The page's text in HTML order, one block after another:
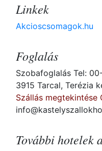
Linkek
Akcioscsomagok.hu
Foglalás
Szobafoglalás Tel:
3915 Tarcal, Terézia
Szállás megtekintése
További hotelek